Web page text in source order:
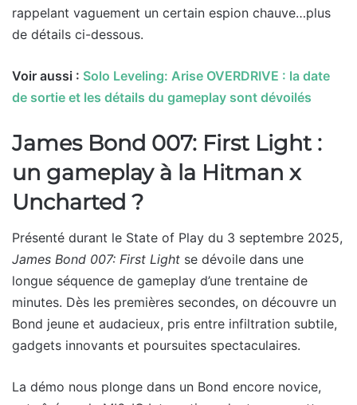
rappelant vaguement un certain espion chauve…plus
de détails ci-dessous.
Voir aussi : Solo Leveling: Arise OVERDRIVE : la date
de sortie et les détails du gameplay sont dévoilés
James Bond 007: First Light :
un gameplay à la Hitman x
Uncharted ?
Présenté durant le State of Play du 3 septembre 2025,
James Bond 007: First Light se dévoile dans une
longue séquence de gameplay d’une trentaine de
minutes. Dès les premières secondes, on découvre un
Bond jeune et audacieux, pris entre infiltration subtile,
gadgets innovants et poursuites spectaculaires.
La démo nous plonge dans un Bond encore novice,